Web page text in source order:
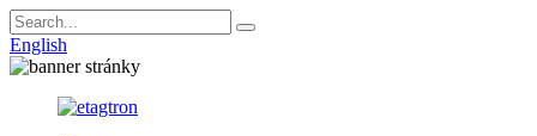
English